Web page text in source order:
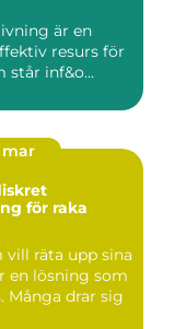
är en
resurs för
står inf&o...
mar
för raka
räta upp sina
en lösning som
Många drar sig